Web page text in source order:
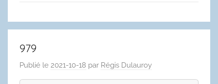
979
Publié le 2021-10-18 par Régis Dulauroy